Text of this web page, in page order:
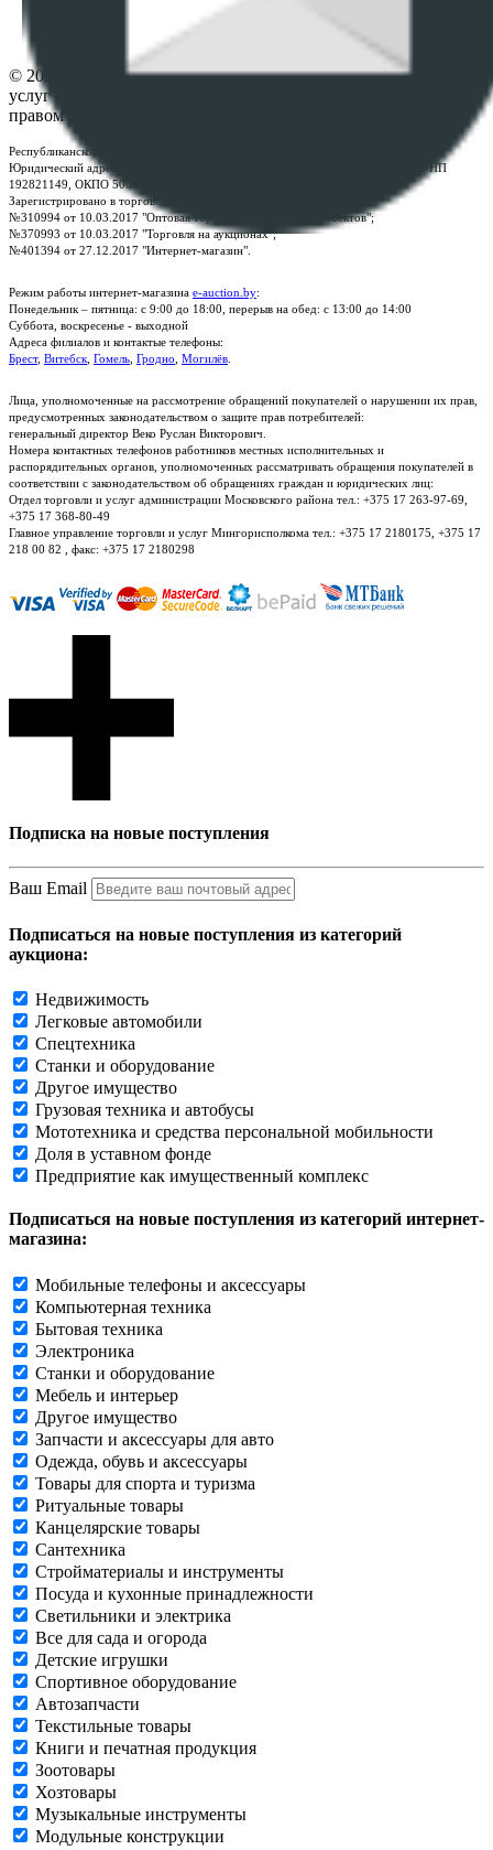
© 2026 Республиканское унитарное предприятие по оказанию
услуг "БелЮрОбеспечение" - Все права защищены авторским
правом
Республиканское унитарное предприятие по оказанию услуг "БелЮрОбеспечение"
Юридический адрес: г. Минск, пр-т. Дзержинского, 1Б, e-mail:
, УНП
192821149, ОКПО 500111895000
Зарегистрировано в торговом реестре Республики Беларусь:
№310994 от 10.03.2017 "Оптовая торговля без торговых объектов";
№370993 от 10.03.2017 "Торговля на аукционах";
№401394 от 27.12.2017 "Интернет-магазин".
Режим работы интернет-магазина e-auction.by:
Понедельник – пятница: с 9:00 до 18:00, перерыв на обед: с 13:00 до 14:00
Суббота, воскресенье - выходной
Адреса филиалов и контактые телефоны:
Брест, Витебск Гомель Гродно Могилёв
Лица, уполномоченные на рассмотрение обращений покупателей о нарушении их прав,
предусмотренных законодательством о защите прав потребителей:
генеральный директор Веко Руслан Викторович.
Номера контактных телефонов работников местных исполнительных и
распорядительных органов, уполномоченных рассматривать обращения покупателей в
соответствии с законодательством об обращениях граждан и юридических лиц:
Отдел торговли и услуг администрации Московского района тел.: +375 17 263-97-69,
+375 17 368-80-49
Главное управление торговли и услуг Мингорисполкома тел.: +375 17 2180175, +375 17
218 00 82 , факс: +375 17 2180298
Подписка на новые поступления
Ваш Email
Подписаться на новые поступления из категорий
аукциона:
Недвижимость
Легковые автомобили
Спецтехника
Станки и оборудование
Другое имущество
Грузовая техника и автобусы
Мототехника и средства персональной мобильности
Доля в уставном фонде
Предприятие как имущественный комплекс
Подписаться на новые поступления из категорий интернет-
магазина:
Мобильные телефоны и аксессуары
Компьютерная техника
Бытовая техника
Электроника
Станки и оборудование
Мебель и интерьер
Другое имущество
Запчасти и аксессуары для авто
Одежда, обувь и аксессуары
Товары для спорта и туризма
Ритуальные товары
Канцелярские товары
Сантехника
Стройматериалы и инструменты
Посуда и кухонные принадлежности
Светильники и электрика
Все для сада и огорода
Детские игрушки
Спортивное оборудование
Автозапчасти
Текстильные товары
Книги и печатная продукция
Зоотовары
Хозтовары
Музыкальные инструменты
Модульные конструкции